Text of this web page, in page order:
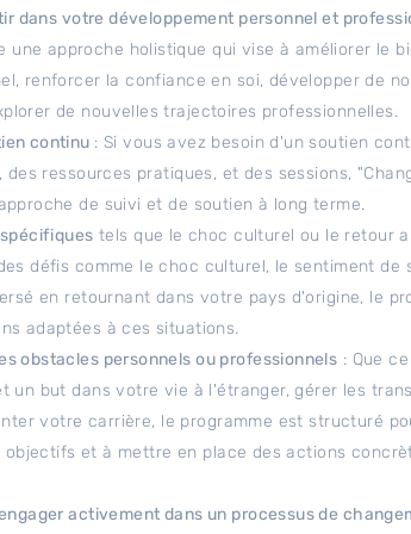
dans votre développement personnel et
une approche holistique qui vise à améliorer le
renforcer la confiance en soi, développer de
de nouvelles trajectoires professionnelles.
continu : Si vous avez besoin d'un soutien
des ressources pratiques, et des sessions,
de suivi et de soutien à long terme.
tels que le choc culturel ou le retour
défis comme le choc culturel, le sentiment de
en retournant dans votre pays d'origine, le
adaptées à ces situations.
obstacles personnels ou professionnels : Que
un but dans votre vie à l'étranger, gérer les
votre carrière, le programme est structuré
et à mettre en place des actions
activement dans un processus de